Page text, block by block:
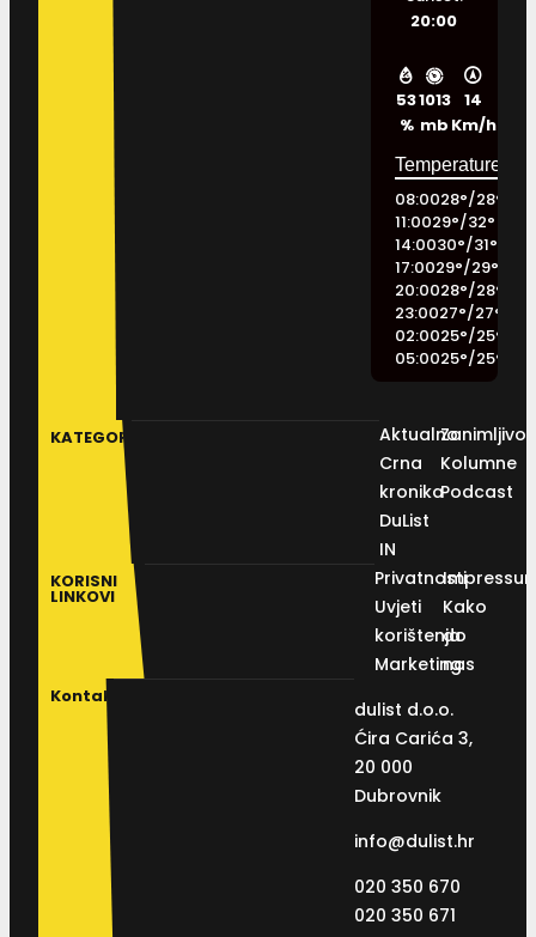
53
%
1013
mb
14
Km/h
20:00
08:0028°/28°
11:0029°/32°
14:0030°/31°
17:0029°/29°
20:0028°/28°
23:0027°/27°
02:0025°/25°
05:0025°/25°
KATEGORIJE
Aktualno
Crna
kronika
DuList
IN
Kolumne
Podcast
KORISNI
LINKOVI
Privatnosti
Uvjeti
korištenja
Marketing
Kako
do
nas
Kontakt
dulist d.o.o.
Ćira Carića 3,
20 000
Dubrovnik
info@dulist.hr
020 350 670
020 350 671